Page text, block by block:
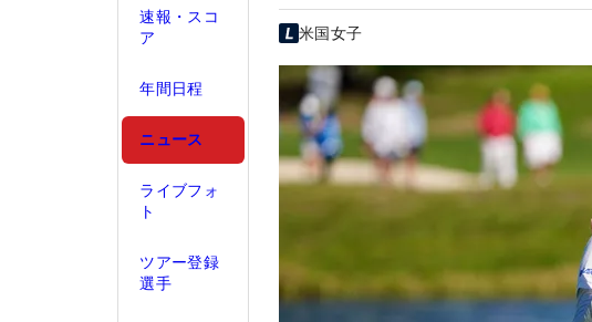
速報・スコ
ア
年間日程
ニュース
ライブフォ
ト
ツアー登録
選手
米国女子